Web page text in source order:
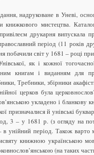
надруковане в Уневі,
книжкового мистецтва.
друкарня випускала
період (11 років
побачили світ у 1681 – році
як і кожної
книгам і виданням для
Требники, збірники
церков була
укладено і
призначалися й унівські
3 – у 1681 р. (з огляду на
унійний період. Також варто
книжною українською
(на таких